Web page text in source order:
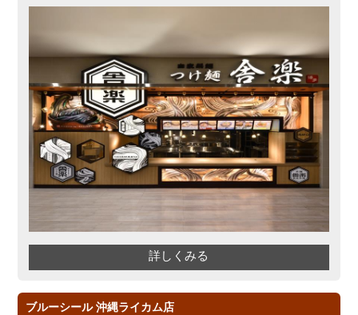
詳しくみる
ブルーシール 沖縄ライカム店